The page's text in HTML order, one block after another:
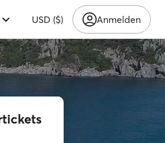
USD ($) Anmelden